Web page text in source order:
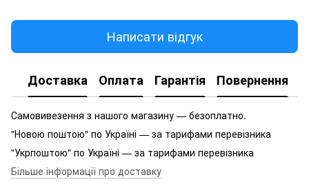
Написати відгук
Доставка Оплата Гарантія Повернення
Самовивезення з нашого магазину — безоплатно.
"Новою поштою" по Україні — за тарифами перевізника
"Укрпоштою" по Україні — за тарифами перевізника
Більше інформації про доставку